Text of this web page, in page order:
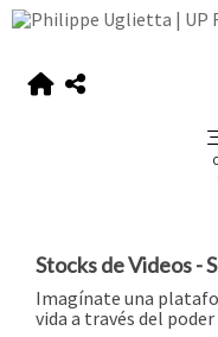
Stocks de Videos -
Imagínate una
vida a través del